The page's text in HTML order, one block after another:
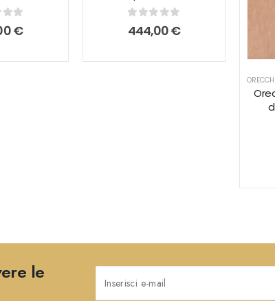
5
€ 0out of 5
444,00€
le